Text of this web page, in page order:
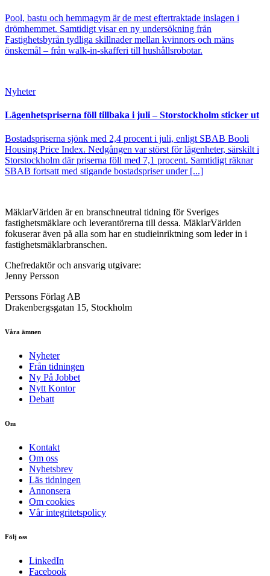
Pool, bastu och hemmagym är de mest eftertraktade inslagen i
drömhemmet. Samtidigt visar en ny undersökning från
Fastighetsbyrån tydliga skillnader mellan kvinnors och mäns
önskemål – från walk-in-skafferi till hushållsrobotar.
Nyheter
Lägenhetspriserna föll tillbaka i juli – Storstockholm sticker ut
Bostadspriserna sjönk med 2,4 procent i juli, enligt SBAB Booli
Housing Price Index. Nedgången var störst för lägenheter, särskilt i
Storstockholm där priserna föll med 7,1 procent. Samtidigt räknar
SBAB fortsatt med stigande bostadspriser under [...]
MäklarVärlden är en branschneutral tidning för Sveriges
fastighetsmäklare och leverantörerna till dessa. MäklarVärlden
fokuserar även på alla som har en studieinriktning som leder in i
fastighetsmäklarbranschen.
Chefredaktör och ansvarig utgivare:
Jenny Persson
Perssons Förlag AB
Drakenbergsgatan 15, Stockholm
Våra ämnen
Nyheter
Från tidningen
Ny På Jobbet
Nytt Kontor
Debatt
Om
Kontakt
Om oss
Nyhetsbrev
Läs tidningen
Annonsera
Om cookies
Vår integritetspolicy
Följ oss
LinkedIn
Facebook